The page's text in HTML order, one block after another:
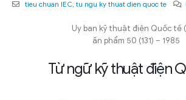
tieu chuan IEC, tu ngu ky thuat dien quoc te
Uy ban kỹ thuật điện Quốc tế
ấn phẩm 50 (131) – 1985
Từ ngữ kỹ thuật điện